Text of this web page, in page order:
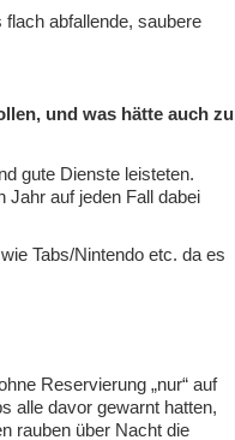
abfallende, saubere
und was hätte auch zu
gute Dienste leisteten.
Jahr auf jeden Fall dabei
Tabs/Nintendo etc. da es
Reservierung „nur“ auf
alle davor gewarnt hatten,
rauben über Nacht die